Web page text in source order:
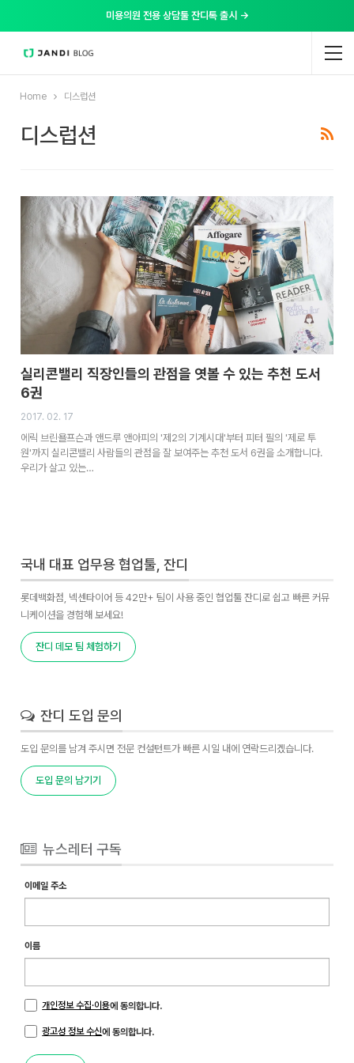
미용의원 전용 상담툴 잔디톡 출시 →
Home 디스럽션
디스럽션
실리콘밸리 직장인들의 관점을 엿볼 수 있는 추천 도서
6권
2017. 02. 17
에릭 브린욜프슨과 앤드루 앤아피의 '제2의 기계시대'부터 피터 필의 '제로 투
원'까지 실리콘밸리 사람들의 관점을 잘 보여주는 추천 도서 6권을 소개합니다.
우리가 살고 있는…
국내 대표 업무용 협업툴, 잔디
롯데백화점, 넥센타이어 등 42만+ 팀이 사용 중인 협업툴 잔디로 쉽고 빠른 커뮤
니케이션을 경험해 보세요!
잔디 데모 팀 체험하기
잔디 도입 문의
도입 문의를 남겨 주시면 전문 컨설턴트가 빠른 시일 내에 연락드리겠습니다.
도입 문의 남기기
뉴스레터 구독
이메일 주소
이름
개인정보 수집·이용에 동의합니다.
광고성 정보 수신에 동의합니다.